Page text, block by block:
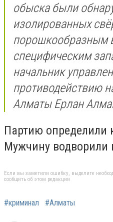
обыска были
изолированных
порошкообразным
специфическим
начальник
противодействию
Алматы Ерлан
Партию определили
Мужчину водворили
Если вы заметили ошибку, выделите
сообщить об этом редакции
#криминал #Алматы